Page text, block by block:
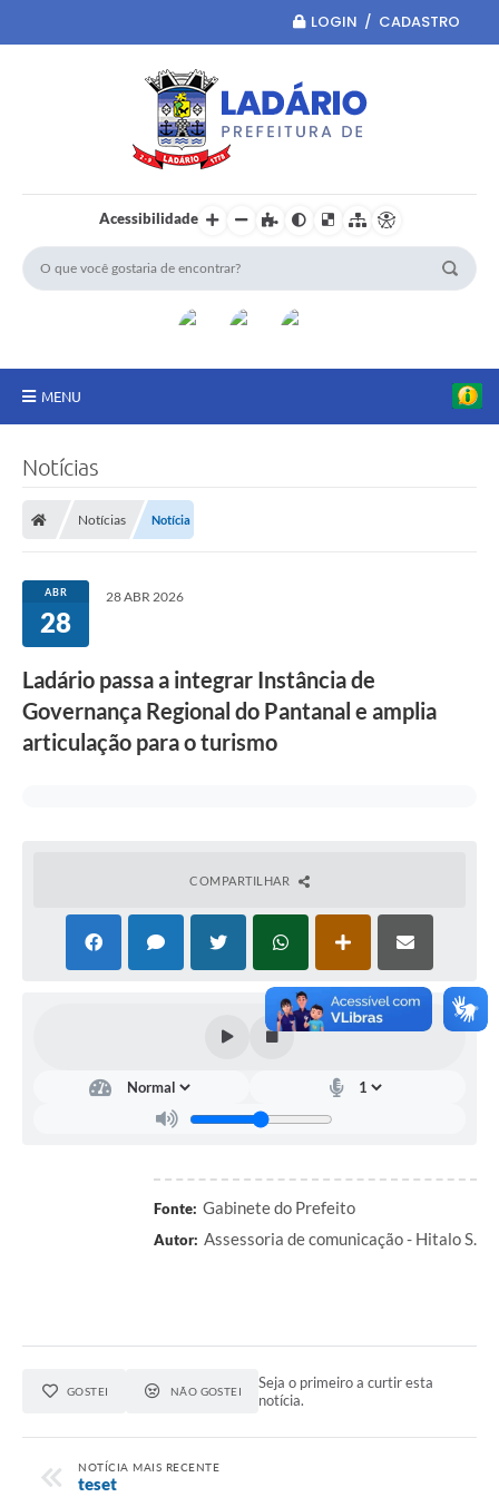
LOGIN / CADASTRO
Acessibilidade
MENU
LICITAÇÕES E CONTRATOS
Secretarias
Leis e Decretos
Cultura
Nossa Cidade
Galeria de Fotos
Galeria de Vídeos
Notícias
Notícias Notícia
ABR
28
28 ABR 2026
Ladário passa a integrar Instância de
Governança Regional do Pantanal e amplia
articulação para o turismo
COMPARTILHAR
Fonte: Gabinete do Prefeito
Autor: Assessoria de comunicação - Hitalo S.
GOSTEI NÃO GOSTEI
Seja o primeiro a curtir esta
notícia.
NOTÍCIA MAIS RECENTE
teset